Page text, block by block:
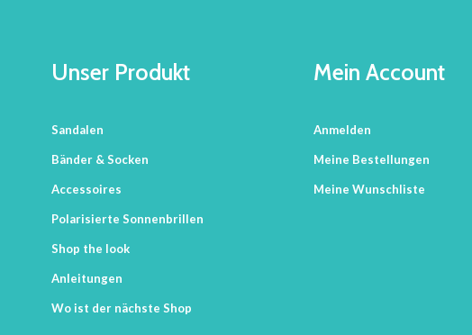
Unser Produkt
Sandalen
Bänder & Socken
Accessoires
Polarisierte Sonnenbrillen
Shop the look
Anleitungen
Wo ist der nächste Shop
Mein Account
Anmelden
Meine Bestellungen
Meine Wunschliste